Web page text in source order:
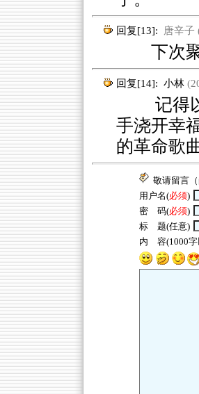
回复[13]: 唐辛子
下次聚
回复[14]: 小林
记得以
手浇开幸
的革命歌
敬请留言
用户名(必须)
密 码(必须)
标 题(任意)
内 容(1000字